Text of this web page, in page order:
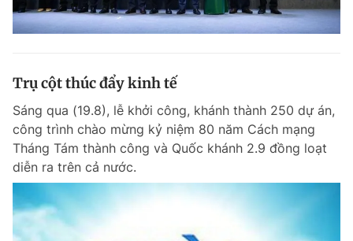
Trụ cột thúc đẩy kinh tế
Sáng qua (19.8), lễ khởi công, khánh thành 250 dự án,
công trình chào mừng kỷ niệm 80 năm Cách mạng
Tháng Tám thành công và Quốc khánh 2.9 đồng loạt
diễn ra trên cả nước.